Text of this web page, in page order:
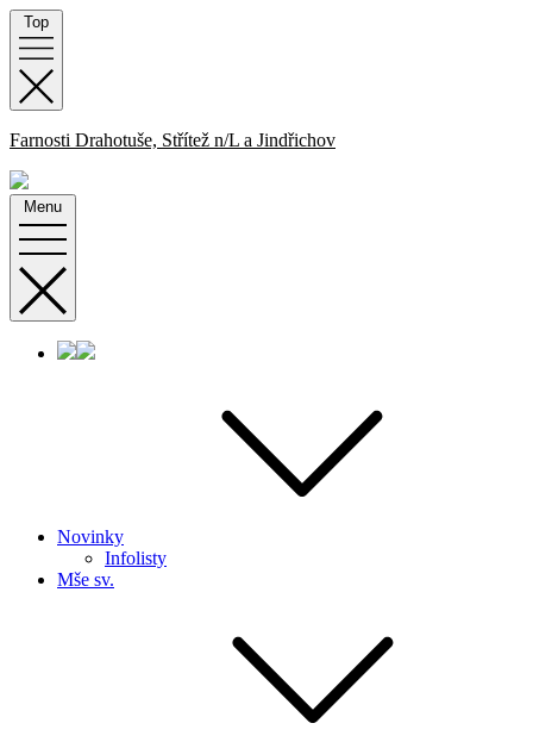
Skip
to
content
Top
Farnosti Drahotuše, Střítež n/L a Jindřichov
Menu
Novinky
Infolisty
Mše sv.